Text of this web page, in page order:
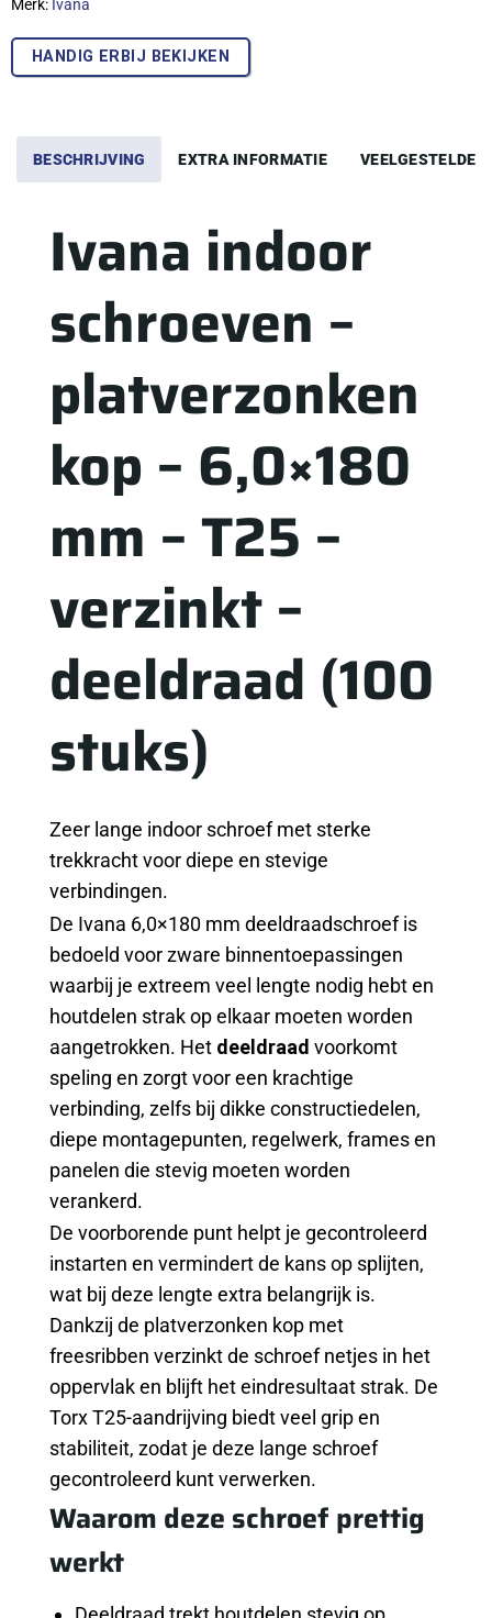
Merk: Ivana
HANDIG ERBIJ BEKIJKEN
BESCHRIJVING EXTRA INFORMATIE VEELGESTELDE
Ivana indoor
schroeven –
platverzonken
kop – 6,0×180
mm – T25 –
verzinkt –
deeldraad (100
stuks)
Zeer lange indoor schroef met sterke
trekkracht voor diepe en stevige
verbindingen.
De Ivana 6,0×180 mm deeldraadschroef is
bedoeld voor zware binnentoepassingen
waarbij je extreem veel lengte nodig hebt en
houtdelen strak op elkaar moeten worden
aangetrokken. Het deeldraad voorkomt
speling en zorgt voor een krachtige
verbinding, zelfs bij dikke constructiedelen,
diepe montagepunten, regelwerk, frames en
panelen die stevig moeten worden
verankerd.
De voorborende punt helpt je gecontroleerd
instarten en vermindert de kans op splijten,
wat bij deze lengte extra belangrijk is.
Dankzij de platverzonken kop met
freesribben verzinkt de schroef netjes in het
oppervlak en blijft het eindresultaat strak. De
Torx T25-aandrijving biedt veel grip en
stabiliteit, zodat je deze lange schroef
gecontroleerd kunt verwerken.
Waarom deze schroef prettig
werkt